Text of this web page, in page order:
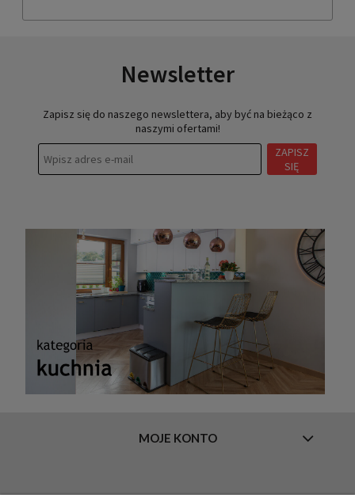
Newsletter
Zapisz się do naszego newslettera, aby być na bieżąco z
naszymi ofertami!
ZAPISZ
SIĘ
MOJE KONTO